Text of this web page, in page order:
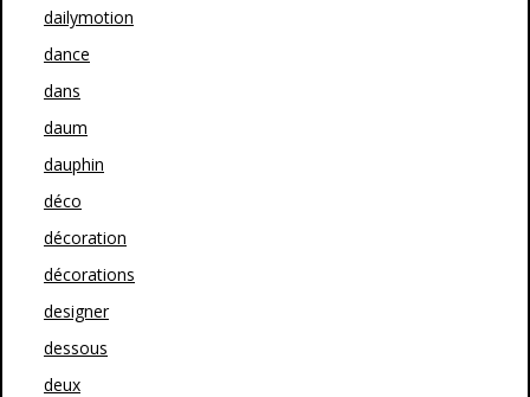
dailymotion
dance
dans
daum
dauphin
déco
décoration
décorations
designer
dessous
deux